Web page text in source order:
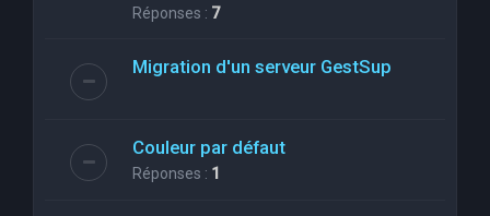
Réponses : 7
Migration d'un serveur GestSup
Couleur par défaut
Réponses : 1